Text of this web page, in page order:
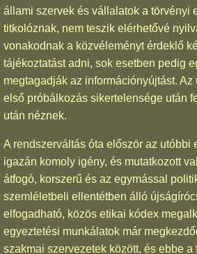
állami szervek és vállalatok a törvényi
titkolóznak, nem teszik elérhetővé
vonakodnak a közvéleményt érdeklő
tájékoztatást adni, sok esetben pedig
megtagadják az információnyújtást.
első próbálkozás sikertelensége után
után néznek.
A rendszerváltás óta először az utóbbi
igazán komoly igény, és mutatkozott
átfogó, korszerű és az egymással
szemléletbeli ellentétben álló
elfogadható, közös etikai kódex
egyeztetési munkálatok már
szakmai szervezetek között, és ebbe